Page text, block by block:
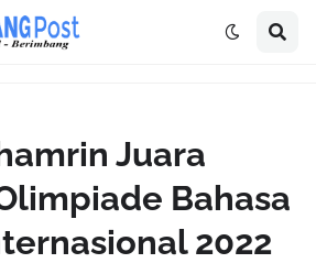
Juara
Bahasa
2022